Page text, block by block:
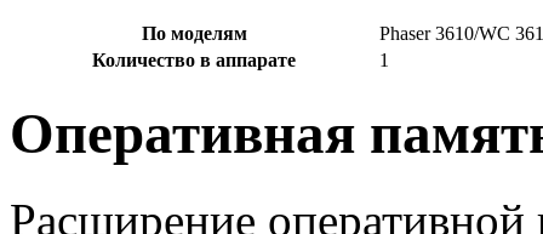
По моделям
Phaser 3610/WC
Количество в аппарате
1
Оперативная
Расширение